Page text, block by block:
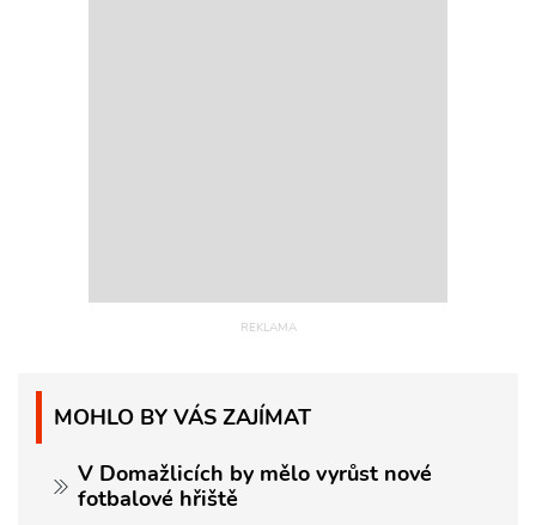
MOHLO BY VÁS ZAJÍMAT
V Domažlicích by mělo vyrůst nové
fotbalové hřiště